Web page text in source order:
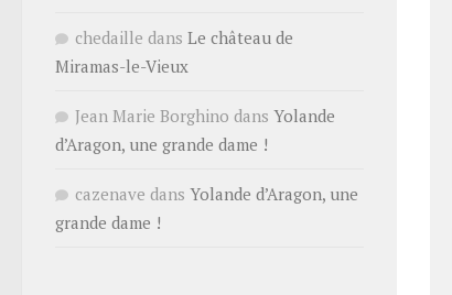
chedaille dans Le château de
Miramas-le-Vieux
Jean Marie Borghino dans Yolande
d’Aragon, une grande dame !
cazenave dans Yolande d’Aragon, une
grande dame !